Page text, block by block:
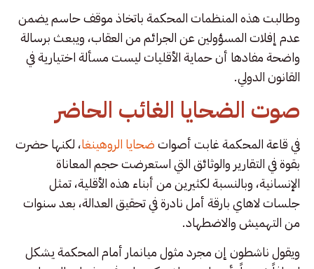
وطالبت هذه المنظمات المحكمة باتخاذ موقف حاسم يضمن
عدم إفلات المسؤولين عن الجرائم من العقاب، ويبعث برسالة
واضحة مفادها أن حماية الأقليات ليست مسألة اختيارية في
القانون الدولي.
صوت الضحايا الغائب الحاضر
في قاعة المحكمة غابت أصواتضحايا الروهينغا، لكنها حضرت
بقوة في التقارير والوثائق التي استعرضت حجم المعاناة
الإنسانية، وبالنسبة لكثيرين من أبناء هذه الأقلية، تمثل
جلسات لاهاي بارقة أمل نادرة في تحقيق العدالة، بعد سنوات
من التهميش والاضطهاد.
ويقول ناشطون إن مجرد مثول ميانمار أمام المحكمة يشكل